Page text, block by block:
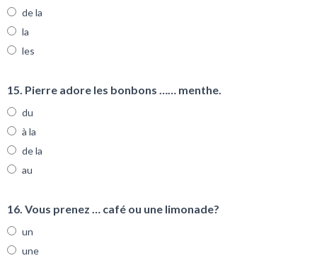
de la
la
les
15. Pierre adore les bonbons …… menthe.
du
à la
de la
au
16. Vous prenez … café ou une limonade?
un
une